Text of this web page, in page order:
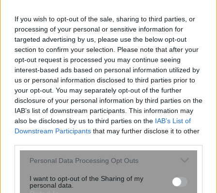
If you wish to opt-out of the sale, sharing to third parties, or
processing of your personal or sensitive information for
targeted advertising by us, please use the below opt-out
section to confirm your selection. Please note that after your
opt-out request is processed you may continue seeing
interest-based ads based on personal information utilized by
us or personal information disclosed to third parties prior to
your opt-out. You may separately opt-out of the further
disclosure of your personal information by third parties on the
IAB’s list of downstream participants. This information may
also be disclosed by us to third parties on the IAB’s List of
Downstream Participants that may further disclose it to other
Please note that this website/app uses one or more Google
not limited to your visit or usage behaviour. You may click to
grant or deny consent to Google and its third-party tags to
Personal Data Processing Opt Outs
I want to opt-out of the Sharing of my
personal data.
Νέα τεχνική αποκαλύπτει με ακρίβεια
νανομέτρου τη συμπεριφορά 2D
υλικών